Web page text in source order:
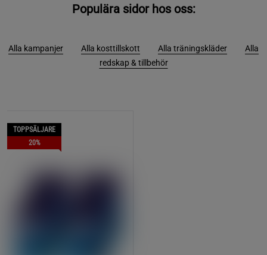
Populära sidor hos oss:
Alla kampanjer Alla kosttillskott Alla träningskläder
Alla
redskap & tillbehör
TOPPSÄLJARE
20%